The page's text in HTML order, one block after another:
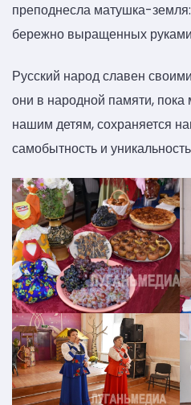
преподнесла матушка-
бережно выращенных
Русский народ славен
они в народной памяти,
нашим детям, сохраняется
самобытность и